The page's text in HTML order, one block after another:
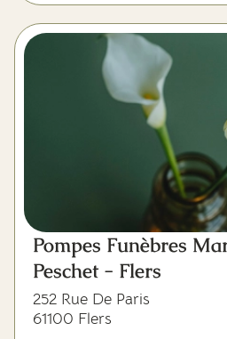
Pompes Funèbres
Peschet - Flers
252 Rue De Paris
61100 Flers